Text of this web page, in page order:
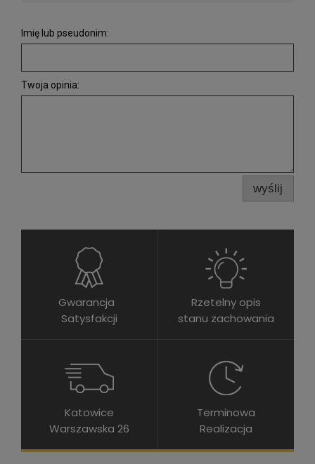
Imię lub pseudonim:
Twoja opinia:
wyślij
Gwarancja
Satysfakcji
Rzetelny opis
stanu zachowania
Katowice
Warszawska 26
Terminowa
Realizacja